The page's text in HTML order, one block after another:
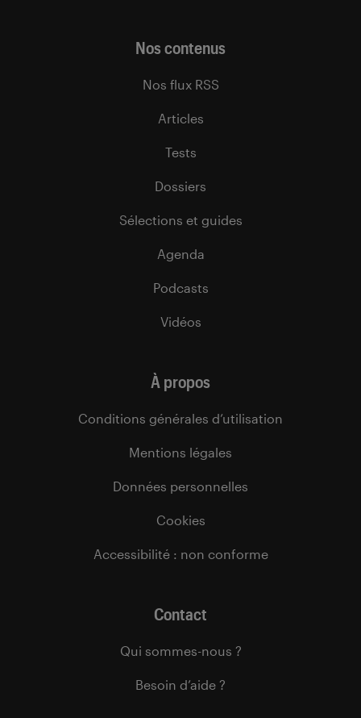
Nos contenus
Nos flux RSS
Articles
Tests
Dossiers
Sélections et guides
Agenda
Podcasts
Vidéos
À propos
Conditions générales d’utilisation
Mentions légales
Données personnelles
Cookies
Accessibilité : non conforme
Contact
Qui sommes-nous ?
Besoin d’aide ?